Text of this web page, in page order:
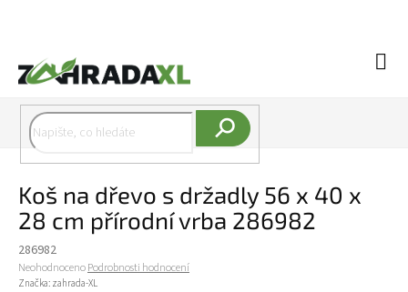
Koš na dřevo s držadly 56 x 40 x
28 cm přírodní vrba 286982
286982
Průměrné hodnocení produktu je 0,0 z 5 hvězdiček.
NeohodnocenoPodrobnosti hodnocení
Značka: zahrada-XL